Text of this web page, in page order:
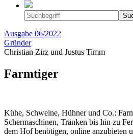
Ausgabe 06/2022
Gründer
Christian Zirz und Justus Timm
Farmtiger
Kühe, Schweine, Hühner und Co.:
Schermaschinen, Tränken bis hin zu
dem Hof benötigen, online anzubieten